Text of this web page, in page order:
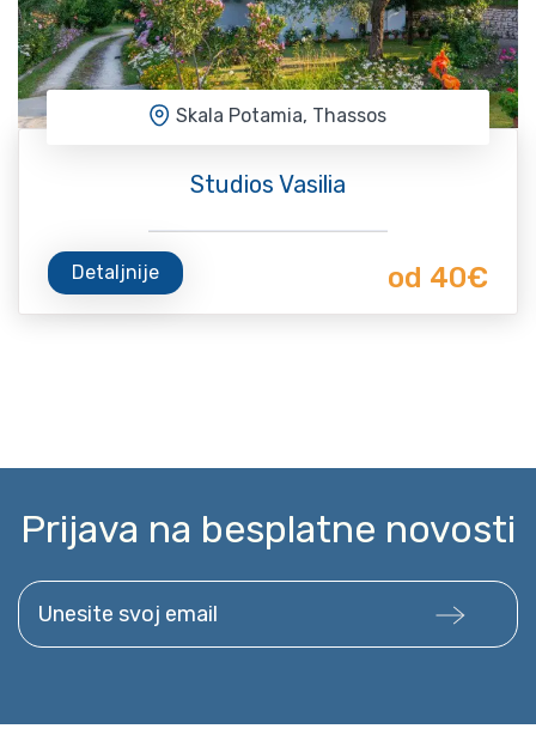
Skala Potamia, Thassos
Studios Vasilia
Detaljnije od 40€
Prijava na besplatne novosti
Unesite svoj email